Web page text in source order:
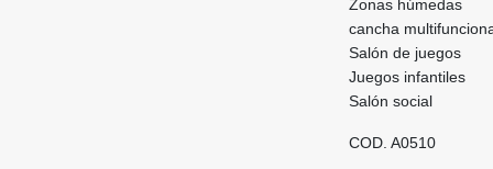
Zonas húmedas
cancha
Salón de juegos
Juegos infantiles
Salón social
COD. A0510